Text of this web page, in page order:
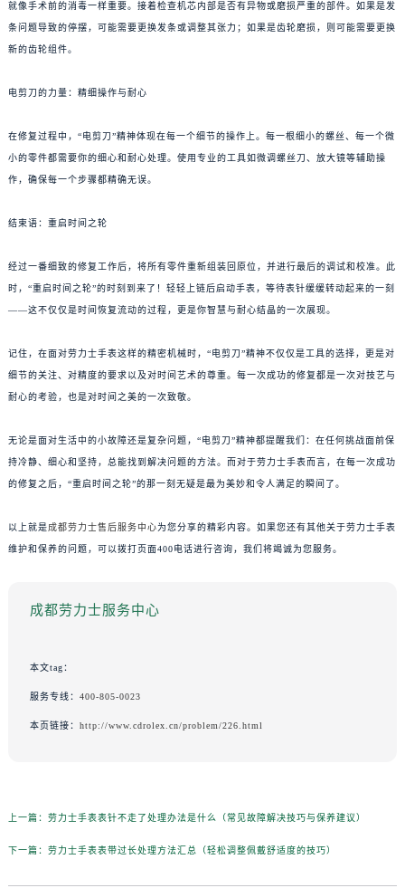
就像手术前的消毒一样重要。接着检查机芯内部是否有异物或磨损严重的部件。如果是发
条问题导致的停摆，可能需要更换发条或调整其张力；如果是齿轮磨损，则可能需要更换
新的齿轮组件。
电剪刀的力量：精细操作与耐心
在修复过程中，“电剪刀”精神体现在每一个细节的操作上。每一根细小的螺丝、每一个微
小的零件都需要你的细心和耐心处理。使用专业的工具如微调螺丝刀、放大镜等辅助操
作，确保每一个步骤都精确无误。
结束语：重启时间之轮
经过一番细致的修复工作后，将所有零件重新组装回原位，并进行最后的调试和校准。此
时，“重启时间之轮”的时刻到来了！轻轻上链后启动手表，等待表针缓缓转动起来的一刻
——这不仅仅是时间恢复流动的过程，更是你智慧与耐心结晶的一次展现。
记住，在面对劳力士手表这样的精密机械时，“电剪刀”精神不仅仅是工具的选择，更是对
细节的关注、对精度的要求以及对时间艺术的尊重。每一次成功的修复都是一次对技艺与
耐心的考验，也是对时间之美的一次致敬。
无论是面对生活中的小故障还是复杂问题，“电剪刀”精神都提醒我们：在任何挑战面前保
持冷静、细心和坚持，总能找到解决问题的方法。而对于劳力士手表而言，在每一次成功
的修复之后，“重启时间之轮”的那一刻无疑是最为美妙和令人满足的瞬间了。
以上就是成都劳力士售后服务中心为您分享的精彩内容。如果您还有其他关于劳力士手表
维护和保养的问题，可以拨打页面400电话进行咨询，我们将竭诚为您服务。
成都劳力士服务中心
本文tag：
服务专线： 400-805-0023
本页链接： http://www.cdrolex.cn/problem/226.html
上一篇： 劳力士手表表针不走了处理办法是什么（常见故障解决技巧与保养建议）
下一篇： 劳力士手表表带过长处理方法汇总（轻松调整佩戴舒适度的技巧）